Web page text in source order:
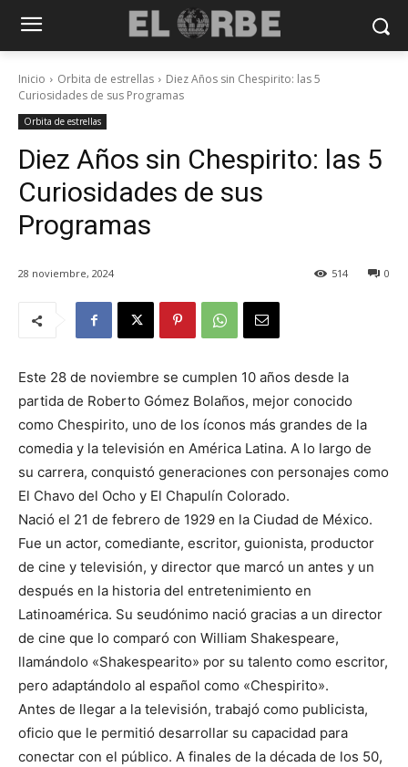
Inicio Orbita de estrellas
Diez Años sin Chespirito: las 5
Curiosidades de sus Programas
Orbita de estrellas
Diez Años sin Chespirito: las 5
Curiosidades de sus
Programas
28 noviembre, 2024 0
514
Este 28 de noviembre se cumplen 10 años desde la
partida de Roberto Gómez Bolaños, mejor conocido
como Chespirito, uno de los íconos más grandes de la
comedia y la televisión en América Latina. A lo largo de
su carrera, conquistó generaciones con personajes como
El Chavo del Ocho y El Chapulín Colorado.
Nació el 21 de febrero de 1929 en la Ciudad de México.
Fue un actor, comediante, escritor, guionista, productor
de cine y televisión, y director que marcó un antes y un
después en la historia del entretenimiento en
Latinoamérica. Su seudónimo nació gracias a un director
de cine que lo comparó con William Shakespeare,
llamándolo «Shakespearito» por su talento como escritor,
pero adaptándolo al español como «Chespirito».
Antes de llegar a la televisión, trabajó como publicista,
oficio que le permitió desarrollar su capacidad para
conectar con el público. A finales de la década de los 50,